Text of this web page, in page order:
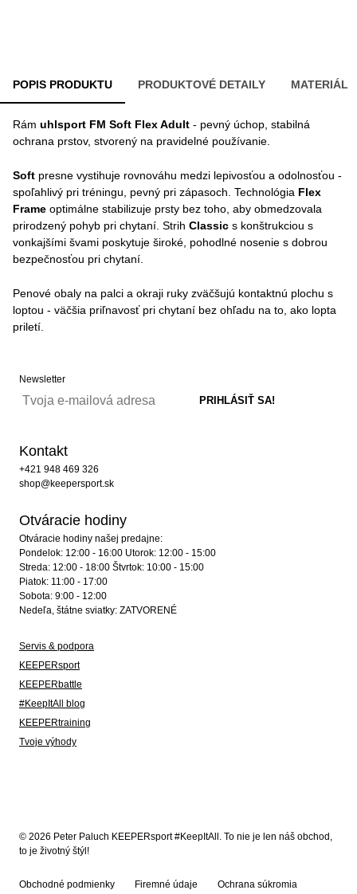
POPIS PRODUKTU PRODUKTOVÉ DETAILY MATERIÁL
Rám uhlsport FM Soft Flex Adult - pevný úchop, stabilná
ochrana prstov, stvorený na pravidelné používanie.
Soft presne vystihuje rovnováhu medzi lepivosťou a odolnosťou -
spoľahlivý pri tréningu, pevný pri zápasoch. Technológia Flex
Frame optimálne stabilizuje prsty bez toho, aby obmedzovala
prirodzený pohyb pri chytaní. Strih Classic s konštrukciou s
vonkajšími švami poskytuje široké, pohodlné nosenie s dobrou
bezpečnosťou pri chytaní.
Penové obaly na palci a okraji ruky zväčšujú kontaktnú plochu s
loptou - väčšia priľnavosť pri chytaní bez ohľadu na to, ako lopta
priletí.
Newsletter
Kontakt
+421 948 469 326
shop@keepersport.sk
Otváracie hodiny
Otváracie hodiny našej predajne:
Pondelok: 12:00 - 16:00 Utorok: 12:00 - 15:00
Streda: 12:00 - 18:00 Štvrtok: 10:00 - 15:00
Piatok: 11:00 - 17:00
Sobota: 9:00 - 12:00
Nedeľa, štátne sviatky: ZATVORENÉ
Servis & podpora
KEEPERsport
KEEPERbattle
#KeepItAll blog
KEEPERtraining
Tvoje výhody
© 2026 Peter Paluch KEEPERsport #KeepItAll. To nie je len náš obchod,
to je životný štýl!
Obchodné podmienky Firemné údaje Ochrana súkromia